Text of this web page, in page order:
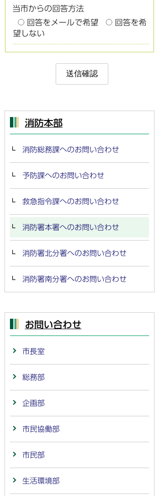
当市からの回答方法
回答をメールで希望
回答を希
望しない
消防本部
消防総務課へのお問い合わせ
予防課へのお問い合わせ
救急指令課へのお問い合わせ
消防署本署へのお問い合わせ
消防署北分署へのお問い合わせ
消防署南分署へのお問い合わせ
お問い合わせ
市長室
総務部
企画部
市民協働部
市民部
生活環境部